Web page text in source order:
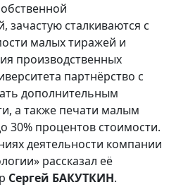
зачастую сталкиваются с
малых тиражей и
производственных
партнёрство с
дополнительным
а также печати малым
30% процентов стоимости.
деятельности компании
рассказал её
Сергей БАКУТКИН.